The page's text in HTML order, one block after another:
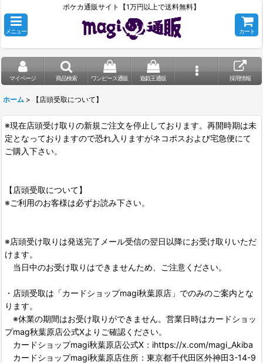
ポケカ通販サイト【1万円以上で送料無料】
メニュー カート
マイページ 商品検索 ワンピース通販 遊戯王通販 採用情報
ホーム > 【店頭受取について】
※現在店頭受け取りの新規ご注文を停止しております。再開時期は未
定となっておりますので恐れ入りますがネコポスおよび宅急便にて
ご購入下さい。
【店頭受取について】
※ご利用のお客様は必ずお読み下さい。
※店頭受け取りは発送完了メール受信の翌日以降にお受け取りいただ
けます。
当日中のお受け取りはできませんため、ご注意ください。
・店頭受取は「カードショップmagi秋葉原店」でのみのご案内とな
ります。
※休業の期間はお受け取りができません。営業日時はカードショッ
プmag秋葉原店公式Xよりご確認ください。
カードショップmagi秋葉原店公式X：ihttps://x.com/magi_Akiba
カードショップmagi秋葉原店住所：東京都千代田区外神田3-14-9